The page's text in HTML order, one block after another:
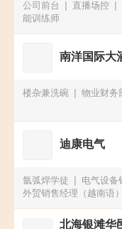
公司前台 直播场控
能训练师
南洋国际大
楼杂兼洗碗 物业财务
迪康电气
氩弧焊学徒 电气设备
外贸销售经理（越南语）
北海银滩华